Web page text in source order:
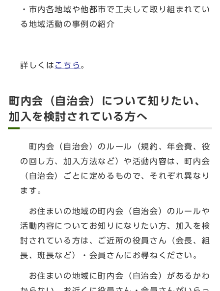
・市内各地域や他都市で工夫して取り組まれてい
る地域活動の事例の紹介
詳しくは こちら 。
町内会（自治会）について知りたい、
加入を検討されている方へ
町内会（自治会）のルール（規約、年会費、役
の回し方、加入方法など）や活動内容は、町内会
（自治会）ごとに定めるもので、それぞれ異なり
ます。
お住まいの地域の町内会（自治会）のルールや
活動内容についてお知りになりたい方、加入を検
討されている方は、ご近所の役員さん（会長、組
長、班長など）・会員さんにお尋ねください。
お住まいの地域に町内会（自治会）があるかわ